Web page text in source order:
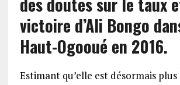
victoire d’Ali Bongo
Haut-Ogooué en 2016.
Estimant qu’elle est désormais